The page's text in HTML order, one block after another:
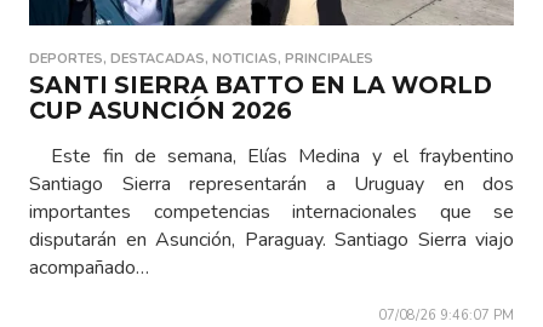
DEPORTES, DESTACADAS, NOTICIAS, PRINCIPALES
SANTI SIERRA BATTO EN LA WORLD
CUP ASUNCIÓN 2026
Este fin de semana, Elías Medina y el fraybentino
Santiago Sierra representarán a Uruguay en dos
importantes competencias internacionales que se
disputarán en Asunción, Paraguay. Santiago Sierra viajo
acompañado…
07/08/26 9:46:07 PM